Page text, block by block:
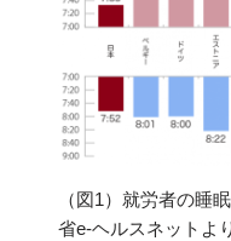
（図1）就労者の睡
省e-ヘルスネットよ